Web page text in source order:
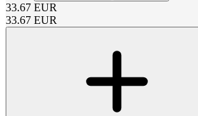
33.67 EUR
33.67 EUR